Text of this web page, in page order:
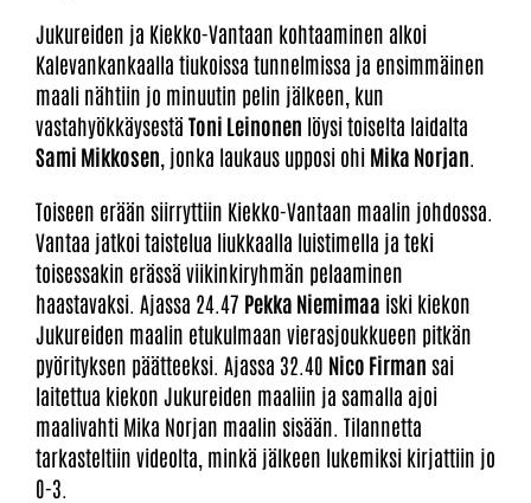
Jukureiden ja Kiekko-Vantaan kohtaaminen alkoi
Kalevankankaalla tiukoissa tunnelmissa ja ensimmäinen
maali nähtiin jo minuutin pelin jälkeen, kun
vastahyökkäysestäToni Leinonen löysi toiselta laidalta
Sami Mikkosen , jonka laukaus upposi ohi Mika Norjan
Toiseen erään siirryttiin Kiekko-Vantaan maalin johdossa.
Vantaa jatkoi taistelua liukkaalla luistimella ja teki
toisessakin erässä viikinkiryhmän pelaaminen
haastavaksi. Ajassa 24.47 Pekka Niemimaa iski kiekon
Jukureiden maalin etukulmaan vierasjoukkueen pitkän
pyörityksen päätteeksi. Ajassa 32.40 Nico Firman sai
laitettua kiekon Jukureiden maaliin ja samalla ajoi
maalivahti Mika Norjan maalin sisään. Tilannetta
tarkasteltiin videolta, minkä jälkeen lukemiksi kirjattiin jo
0-3.